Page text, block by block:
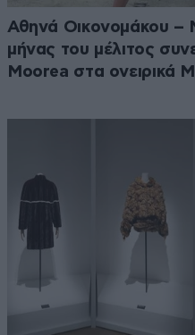
Αθηνά Οικονομάκου
μήνας του μέλιτος
Moorea στα ονειρικά